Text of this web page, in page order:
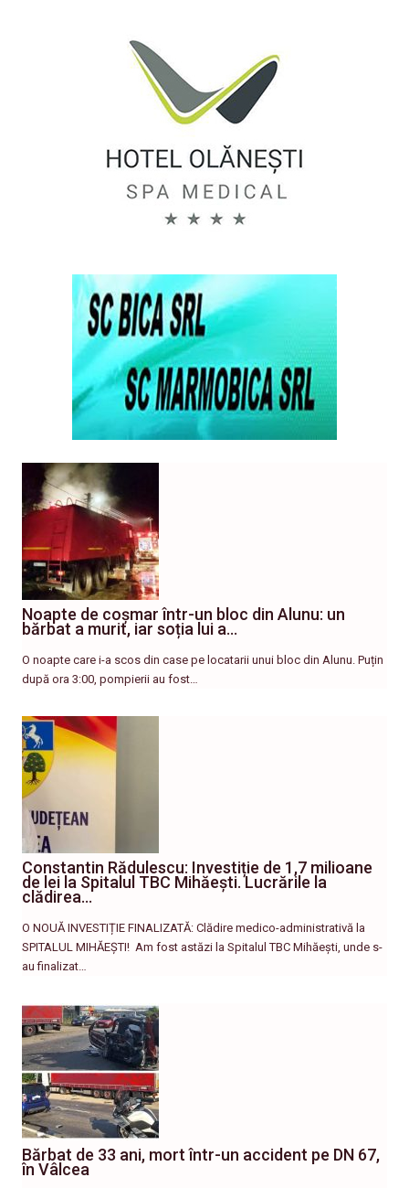
Noapte de coșmar într-un bloc din Alunu: un
bărbat a murit, iar soția lui a…
O noapte care i-a scos din case pe locatarii unui bloc din Alunu. Puțin
după ora 3:00, pompierii au fost…
Constantin Rădulescu: Investiție de 1,7 milioane
de lei la Spitalul TBC Mihăești. Lucrările la
clădirea…
O NOUĂ INVESTIȚIE FINALIZATĂ: Clădire medico-administrativă la
SPITALUL MIHĂEȘTI! ​ Am fost astăzi la Spitalul TBC Mihăești, unde s-
au finalizat…
Bărbat de 33 ani, mort într-un accident pe DN 67,
în Vâlcea